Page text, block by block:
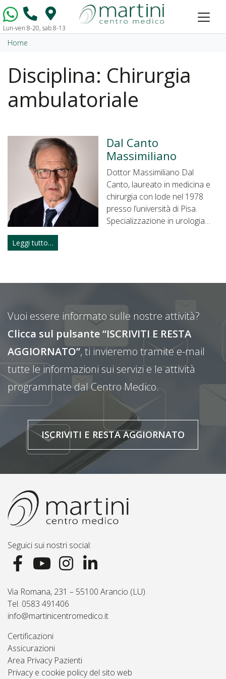
Vai al contenuto
Lun-ven 8-20, sab 8-13
Home
Disciplina: Chirurgia
ambulatoriale
Dal Canto
Massimiliano
Dottor Massimiliano Dal
Canto, laureato in medicina e
chirurgia con lode nel 1978
presso l’università di Pisa.
Specializzazione in urologia…
Leggi tutto…
Vuoi essere informato sulle nostre attività?
Clicca sul pulsante “ISCRIVITI E RESTA
AGGIORNATO”, ti invieremo tramite e-mail
tutte le informazioni sui servizi e le attività
programmate dal Centro Medico.
ISCRIVITI E RESTA AGGIORNATO
Seguici sui nostri social:
Via Romana, 231 – 55100 Arancio (LU)
Tel. 0583 491406
info@martinicentromedico.it
Certificazioni
Assicurazioni
Area Privacy Pazienti
Privacy e cookie policy del sito web